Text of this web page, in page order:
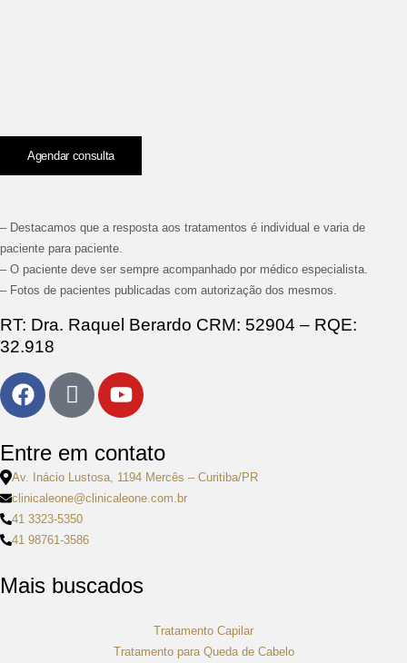
Agendar consulta
– Destacamos que a resposta aos tratamentos é individual e varia de
paciente para paciente.
– O paciente deve ser sempre acompanhado por médico especialista.
– Fotos de pacientes publicadas com autorização dos mesmos.
RT: Dra. Raquel Berardo CRM: 52904 – RQE:
32.918
Entre em contato
Av. Inácio Lustosa, 1194 Mercês – Curitiba/PR
clinicaleone@clinicaleone.com.br
41 3323-5350
41 98761-3586
Mais buscados
Tratamento Capilar
Tratamento para Queda de Cabelo